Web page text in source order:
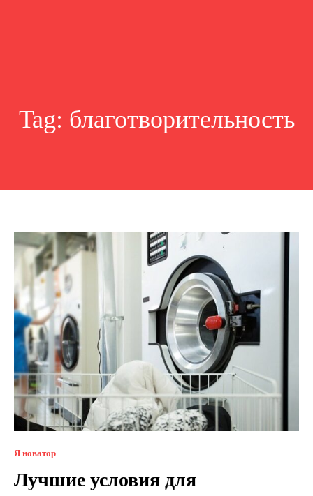
Tag: благотворительность
Я новатор
Лучшие условия для